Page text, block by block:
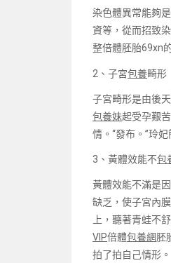
染色體異常能夠
資等，從而招致
整倍體胚胎69xn
2、子宮包養畸形
子宮畸形是由後
包養妹起受孕艱
情。“發布。”玲
3、黃體效能不包
黃體效能不滿是
缺乏，使子宮內
上，聽著青蛙不舒
VIP倍體包養網胚
拍了拍自己情形。